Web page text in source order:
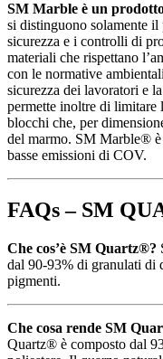
SM Marble è un
si distinguono solamente
sicurezza e i controlli di
materiali che rispettano
con le normative
sicurezza dei lavoratori e
permette inoltre di limitare
blocchi che, per
del marmo. SM Marble®
basse emissioni di COV.
FAQs – SM
Che cos’è SM Quartz®?
dal 90-93% di granulati di
pigmenti.
Che cosa rende SM
Quartz® è composto dal